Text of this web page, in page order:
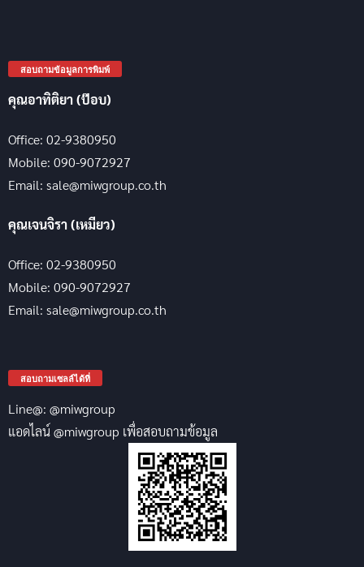
สอบถามข้อมูลการพิมพ์
คุณอาทิติยา (ป๊อบ)
Office: 02-9380950
Mobile: 090-9072927
Email: sale@miwgroup.co.th
คุณเจนจิรา (เหมียว)
Office: 02-9380950
Mobile: 090-9072927
Email: sale@miwgroup.co.th
สอบถามเซลล์ได้ที่
Line@: @miwgroup
แอดไลน์ @miwgroup เพื่อสอบถามข้อมูล